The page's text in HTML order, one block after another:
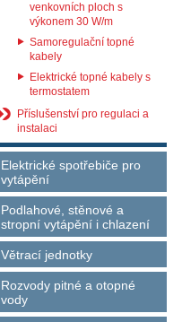
venkovních ploch s
výkonem 30 W/m
Samoregulační topné
kabely
Elektrické topné kabely s
termostatem
Příslušenství pro regulaci a
instalaci
Elektrické spotřebiče pro
vytápění
Podlahové, stěnové a
stropní vytápění i chlazení
Větrací jednotky
Rozvody pitné a otopné
vody